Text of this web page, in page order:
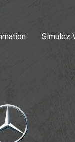
Simulez